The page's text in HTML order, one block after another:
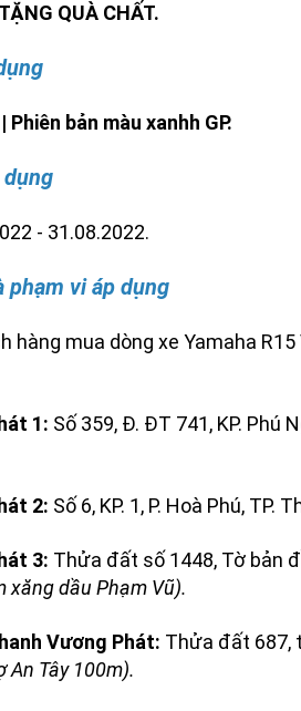
QUÀ CHẤT.
Phiên bản màu xanhh GP.
- 31.08.2022.
vi áp dụng
hàng mua dòng xe Yamaha
1: Số 359, Đ. ĐT 741, KP. Phú
2: Số 6, KP. 1, P. Hoà Phú, TP.
3: Thửa đất số 1448, Tờ bản
xăng dầu Phạm Vũ).
Vương Phát: Thửa đất 687,
An Tây 100m).